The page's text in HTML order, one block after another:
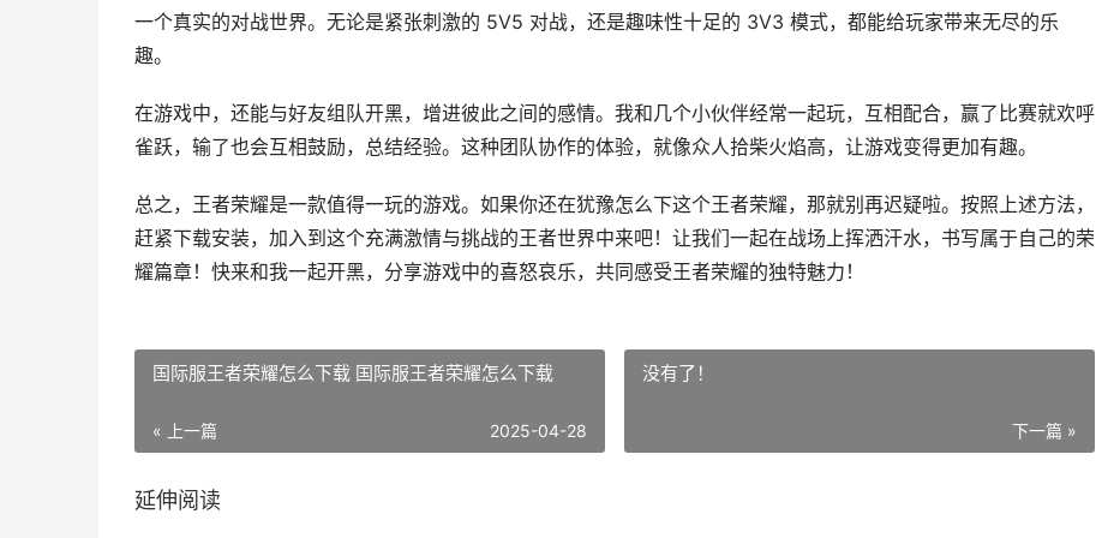
一个真实的对战世界。无论是紧张刺激的 5V5 对战，还是趣味性十足的 3V3 模式，都能给玩家带来无尽的乐
趣。
在游戏中，还能与好友组队开黑，增进彼此之间的感情。我和几个小伙伴经常一起玩，互相配合，赢了比赛就欢呼
雀跃，输了也会互相鼓励，总结经验。这种团队协作的体验，就像众人拾柴火焰高，让游戏变得更加有趣。
总之，王者荣耀是一款值得一玩的游戏。如果你还在犹豫怎么下这个王者荣耀，那就别再迟疑啦。按照上述方法，
赶紧下载安装，加入到这个充满激情与挑战的王者世界中来吧！让我们一起在战场上挥洒汗水，书写属于自己的荣
耀篇章！快来和我一起开黑，分享游戏中的喜怒哀乐，共同感受王者荣耀的独特魅力！
国际服王者荣耀怎么下载 国际服王者荣耀怎么下载
« 上一篇 2025-04-28
没有了！
下一篇 »
延伸阅读